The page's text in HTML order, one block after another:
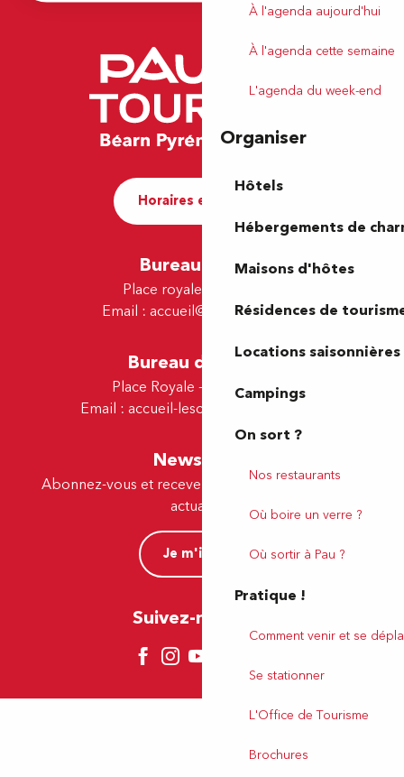
À l'agenda aujourd'hui
À l'agenda cette semaine
L'agenda du week-end
Organiser
Hôtels
Hébergements de
Maisons d'hôtes
Résidences de
Locations saisonnières
Campings
On sort ?
Nos restaurants
Où boire un verre ?
Où sortir à Pau ?
Pratique !
Comment venir et se
Se stationner
L'Office de Tourisme
Brochures
Horaires et contact
Bureau de Pau
Place royale - 64000 Pau
Email : accueil@tourismepau.fr
Bureau de Lescar
Place Royale - 64230 Lescar
Email : accueil-lescar@tourismepau.fr
Newsletter
Abonnez-vous et recevez par e-mail nos offres et
actualités.
Je m'inscris
Suivez-nous ici !